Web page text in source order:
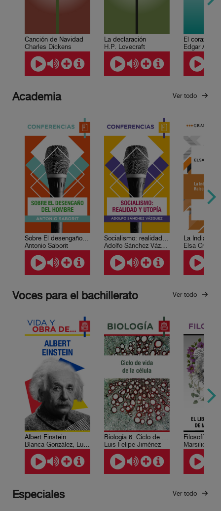
Canción de Navidad
Charles Dickens
La declaración
H.P. Lovecraft
El corazón
Edgar Allan
Academia Ver todo
Sobre El desengaño del hombre
Antonio Saborit
Socialismo: realidad y utopía
Adolfo Sánchez Vázquez
Elsa Cross
Voces para el bachillerato Ver todo
Albert Einstein
Blanca González, Luis Paniagua
Biología 6. Ciclo de vida de la célula
Luis Felipe Jiménez
Marsilio
Especiales Ver todo